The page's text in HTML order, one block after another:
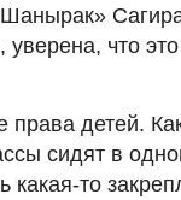
уверена, что
детей.
сидят в
какая-то